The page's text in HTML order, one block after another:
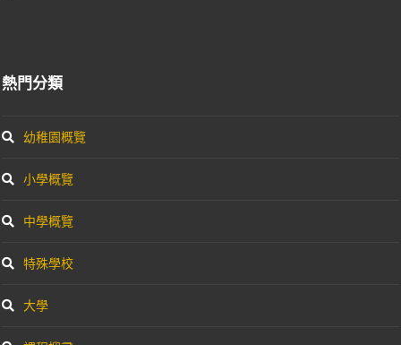
熱門分類
幼稚園概覽
小學概覽
中學概覽
特殊學校
大學